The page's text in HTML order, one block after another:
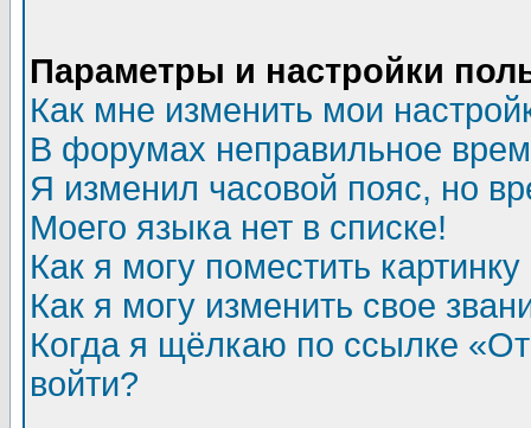
Параметры и настройки
Как мне изменить мои
В форумах неправильное
Я изменил часовой пояс, но
Моего языка нет в списке!
Как я могу поместить
Как я могу изменить свое
Когда я щёлкаю по ссылке
войти?